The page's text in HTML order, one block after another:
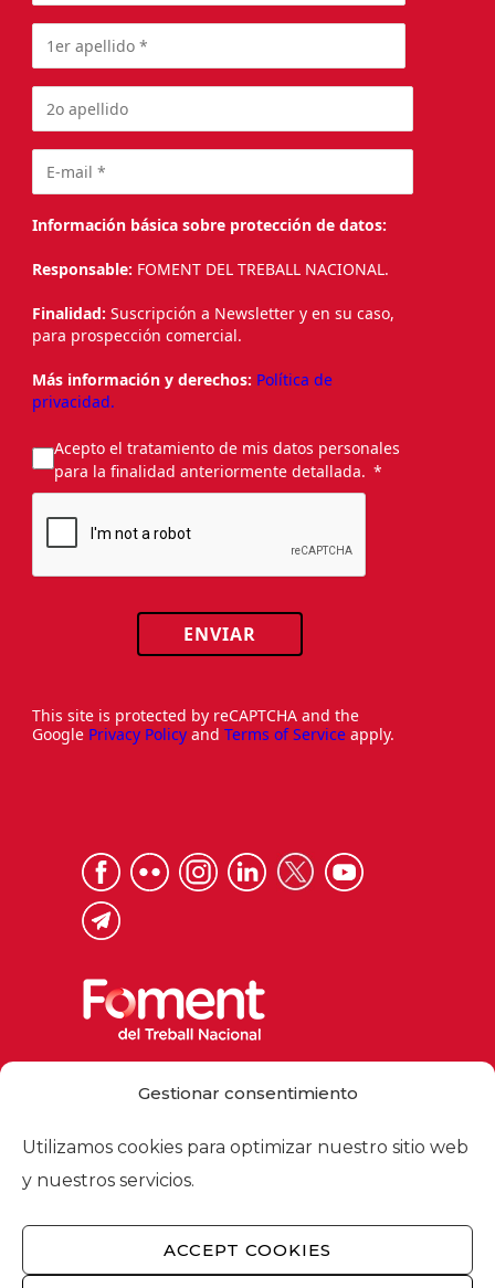
Gestionar consentimiento
Utilizamos cookies para optimizar nuestro sitio web
y nuestros servicios.
ACCEPT COOKIES
Información básica sobre protección de datos:
Responsable: FOMENT DEL TREBALL NACIONAL.
Finalidad: Suscripción a Newsletter y en su caso,
para prospección comercial.
Más información y derechos: Política de
privacidad.
Acepto el tratamiento de mis datos personales
para la finalidad anteriormente detallada.
ENVIAR
This site is protected by reCAPTCHA and the
Google Privacy Policy and Terms of Service apply.
foment@foment.com
© 2026 - Foment del Treball Nacional